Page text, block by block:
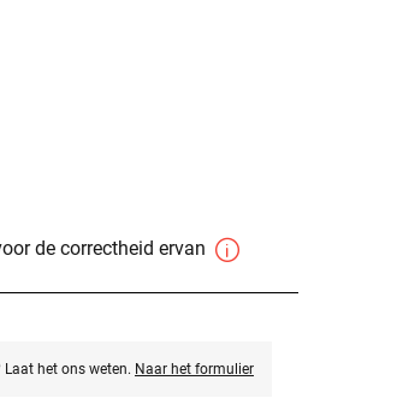
de correctheid ervan
het ons weten. Naar het formulier